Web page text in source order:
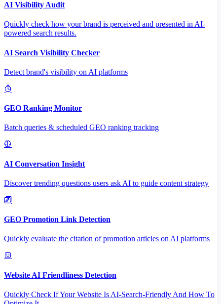
AI Visibility Audit
Quickly check how your brand is perceived and presented in AI-
powered search results.
AI Search Visibility Checker
Detect brand's visibility on AI platforms
GEO Ranking Monitor
Batch queries & scheduled GEO ranking tracking
AI Conversation Insight
Discover trending questions users ask AI to guide content strategy
GEO Promotion Link Detection
Quickly evaluate the citation of promotion articles on AI platforms
Website AI Friendliness Detection
Quickly Check If Your Website Is AI-Search-Friendly And How To